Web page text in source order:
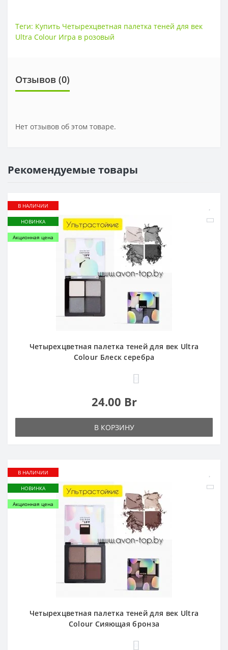
Теги: Купить Четырехцветная палетка теней для век
Ultra Colour Игра в розовый
Отзывов (0)
Нет отзывов об этом товаре.
Рекомендуемые товары
В НАЛИЧИИ
НОВИНКА
Акционная цена
Четырехцветная палетка теней для век Ultra
Colour Блеск серебра
24.00 Br
В КОРЗИНУ
В НАЛИЧИИ
НОВИНКА
Акционная цена
Четырехцветная палетка теней для век Ultra
Colour Сияющая бронза